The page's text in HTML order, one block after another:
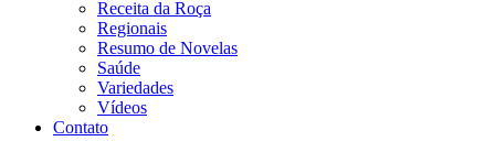
Receita da Roça
Regionais
Resumo de Novelas
Saúde
Variedades
Vídeos
Contato